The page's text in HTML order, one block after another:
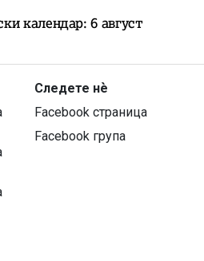
календар: 6 август
Следете нѐ
Facebook страница
Facebook група